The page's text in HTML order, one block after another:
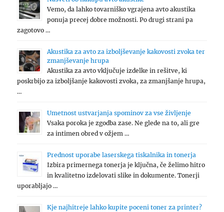
Vemo, da lahko tovarniško vgrajena avto akustika
ponuja precej dobre možnosti. Po drugi strani pa
zagotovo …
Akustika za avto za izboljševanje kakovosti zvoka ter
zmanjševanje hrupa
Akustika za avto vključuje izdelke in rešitve, ki
poskrbijo za izboljšanje kakovosti zvoka, za zmanjšanje hrupa,
…
Umetnost ustvarjanja spominov za vse življenje
Vsaka poroka je zgodba zase. Ne glede na to, ali gre
za intimen obred v ožjem …
Prednost uporabe laserskega tiskalnika in tonerja
Izbira primernega tonerja je ključna, če želimo hitro
in kvalitetno izdelovati slike in dokumente. Tonerji
uporabljajo …
Kje najhitreje lahko kupite poceni toner za printer?